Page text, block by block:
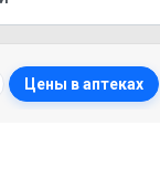
Цены в аптеках